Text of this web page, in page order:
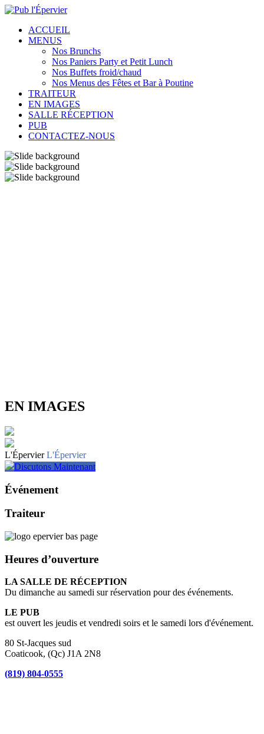
ACCUEIL
MENUS
Nos Brunchs
Nos Paniers Party et Petit Lunch
Nos Buffets froid/chaud
Nos Menus des Fêtes et Bar à Poutine
TRAITEUR
EN IMAGES
SALLE RÉCEPTION
PUB
CONTACTEZ-NOUS
EN IMAGES
L'Épervier L'Épervier
Discutons Maintenant
Événement
Traiteur
Heures d’ouverture
LA SALLE DE RÉCEPTION
Du dimanche au samedi sur réservation pour des événements.
LE PUB
est ouvert les jeudis et vendredi soirs et le samedi lors d'événement.
80 St-Jacques sud
Coaticook, (Qc) J1A 2N8
(819) 804-0555